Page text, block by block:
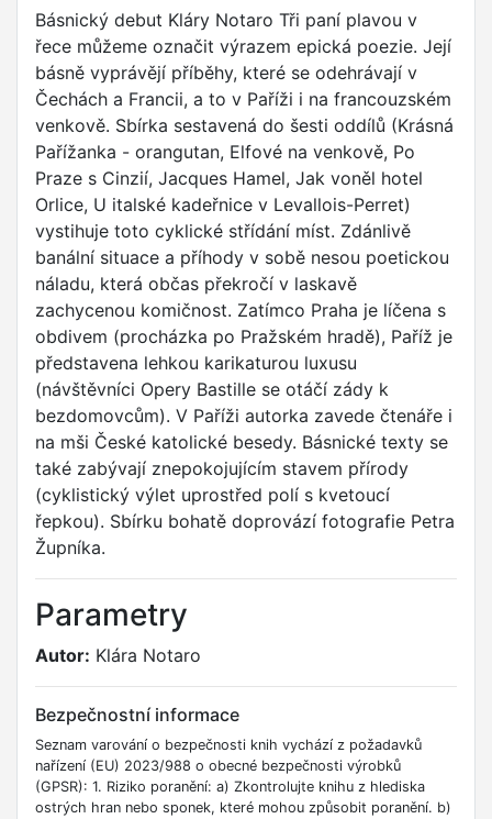
Básnický debut Kláry Notaro Tři paní plavou v
řece můžeme označit výrazem epická poezie. Její
básně vyprávějí příběhy, které se odehrávají v
Čechách a Francii, a to v Paříži i na francouzském
venkově. Sbírka sestavená do šesti oddílů (Krásná
Pařížanka - orangutan, Elfové na venkově, Po
Praze s Cinzií, Jacques Hamel, Jak voněl hotel
Orlice, U italské kadeřnice v Levallois-Perret)
vystihuje toto cyklické střídání míst. Zdánlivě
banální situace a příhody v sobě nesou poetickou
náladu, která občas překročí v laskavě
zachycenou komičnost. Zatímco Praha je líčena s
obdivem (procházka po Pražském hradě), Paříž je
představena lehkou karikaturou luxusu
(návštěvníci Opery Bastille se otáčí zády k
bezdomovcům). V Paříži autorka zavede čtenáře i
na mši České katolické besedy. Básnické texty se
také zabývají znepokojujícím stavem přírody
(cyklistický výlet uprostřed polí s kvetoucí
řepkou). Sbírku bohatě doprovází fotografie Petra
Župníka.
Parametry
Autor: Klára Notaro
Bezpečnostní informace
Seznam varování o bezpečnosti knih vychází z požadavků
nařízení (EU) 2023/988 o obecné bezpečnosti výrobků
(GPSR): 1. Riziko poranění: a) Zkontrolujte knihu z hlediska
ostrých hran nebo sponek, které mohou způsobit poranění. b)